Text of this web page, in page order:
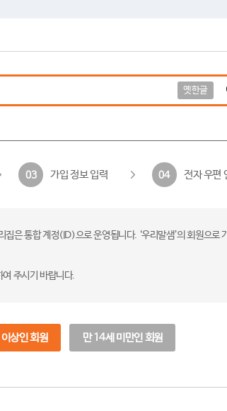
옛한글
03 가입 정보 입력 04 전자 우편
집은 통합 계정(ID)으로 운영됩니다. ‘우리말샘’의 회원으
주시기 바랍니다.
상인 회원 만 14세 미만인 회원